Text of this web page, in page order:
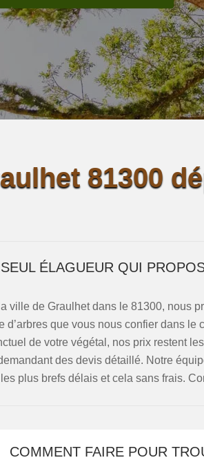
81300
ÉLAGUEUR QUI
ville de Graulhet dans le 81300, nous
que vous nous confier dans le
de votre végétal, nos prix restent
des devis détaillé. Notre
plus brefs délais et cela sans frais.
COMMENT FAIRE POUR